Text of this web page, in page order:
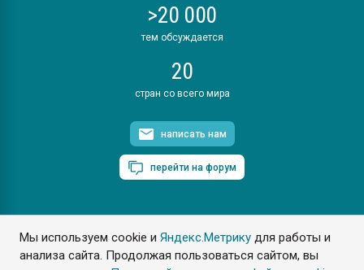
Мы используем cookie иЯндекс.Метрику для работы и
анализа сайта. Продолжая пользоваться сайтом, вы
>20 000
тем обсуждается
20
стран со всего мира
написать нам
перейти на форум
ПластЭксперт © 2006. Все права защищены
Разрешается копирование материалов сайта с обязательной